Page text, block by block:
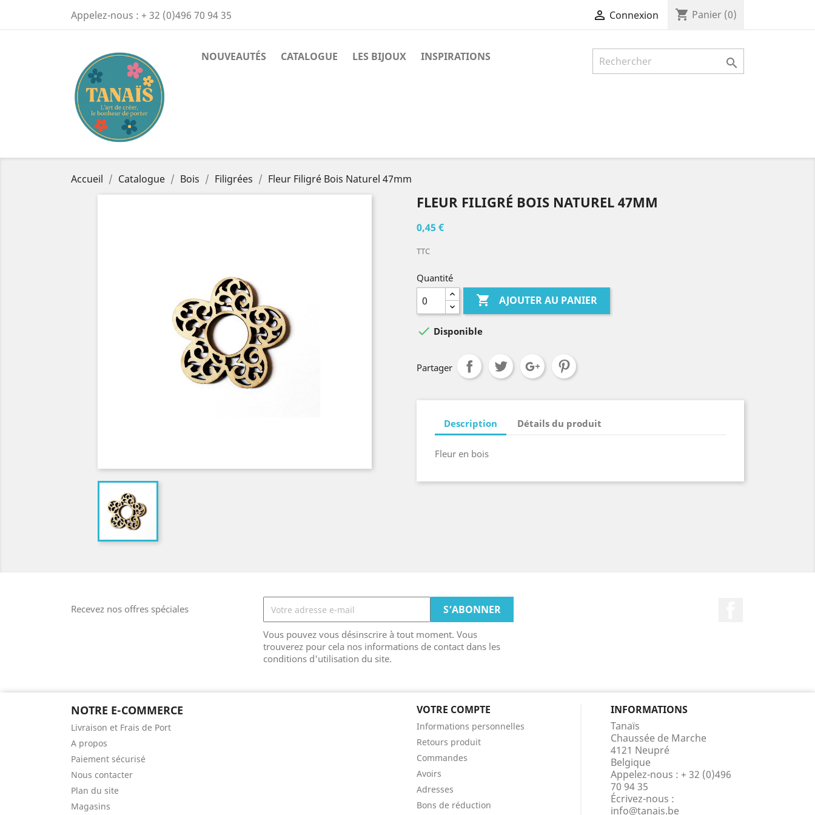
Appelez-nous : + 32 (0)496 70 94 35  Connexion shopping_cart Panier (0)
NOUVEAUTÉS CATALOGUE LES BIJOUX INSPIRATIONS 
Accueil Catalogue Bois Filigrées Fleur Filigré Bois Naturel 47mm
FLEUR FILIGRÉ BOIS NATUREL 47MM
0,45 €
TTC
Quantité
 AJOUTER AU PANIER
 Disponible
Partager
Description Détails du produit
Fleur en bois
Recevez nos offres spéciales
Vous pouvez vous désinscrire à tout moment. Vous
trouverez pour cela nos informations de contact dans les
conditions d'utilisation du site.
NOTRE E-COMMERCE
Livraison et Frais de Port
A propos
Paiement sécurisé
Nous contacter
Plan du site
Magasins
VOTRE COMPTE
Informations personnelles
Retours produit
Commandes
Avoirs
Adresses
Bons de réduction
INFORMATIONS
Tanaïs
Chaussée de Marche
4121 Neupré
Belgique
Appelez-nous : + 32 (0)496
70 94 35
Écrivez-nous :
info@tanais.be